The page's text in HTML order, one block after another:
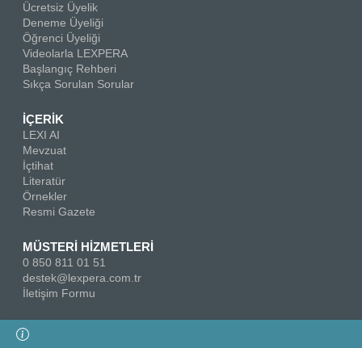
Ücretsiz Üyelik
Deneme Üyeliği
Öğrenci Üyeliği
Videolarla LEXPERA
Başlangıç Rehberi
Sıkça Sorulan Sorular
İÇERİK
LEXI AI
Mevzuat
İçtihat
Literatür
Örnekler
Resmi Gazete
MÜSTERİ HİZMETLERİ
0 850 811 01 51
destek@lexpera.com.tr
İletişim Formu
Bizi Takip Edin